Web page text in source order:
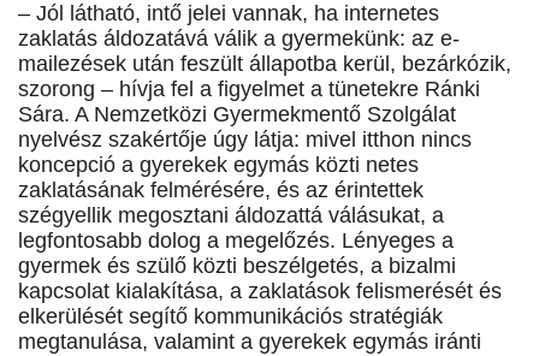
– Jól látható, intő jelei vannak, ha internetes
zaklatás áldozatává válik a gyermekünk: az e-
mailezések után feszült állapotba kerül, bezárkózik,
szorong – hívja fel a figyelmet a tünetekre Ránki
Sára. A Nemzetközi Gyermekmentő Szolgálat
nyelvész szakértője úgy látja: mivel itthon nincs
koncepció a gyerekek egymás közti netes
zaklatásának felmérésére, és az érintettek
szégyellik megosztani áldozattá válásukat, a
legfontosabb dolog a megelőzés. Lényeges a
gyermek és szülő közti beszélgetés, a bizalmi
kapcsolat kialakítása, a zaklatások felismerését és
elkerülését segítő kommunikációs stratégiák
megtanulása, valamint a gyerekek egymás iránti